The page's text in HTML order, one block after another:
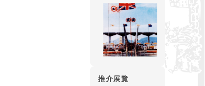
推介展覽